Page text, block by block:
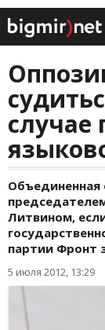
случае
Объединенная
Литвином,
партии Фронт
5 июля 2012, 13:29